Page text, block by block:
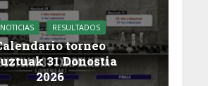
NOTICIAS RESULTADOS
torneo
31 Donostia
2026